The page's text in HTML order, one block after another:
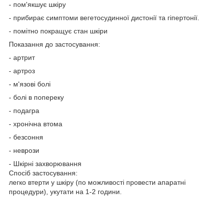
- пом'якшує шкіру
- прибирає симптоми вегетосудинної дистонії та гіпертонії.
- помітно покращує стан шкіри
Показання до застосування:
- артрит
- артроз
- м'язові болі
- болі в попереку
- подагра
- хронічна втома
- безсоння
- неврози
- Шкірні захворювання
Спосіб застосування:
легко втерти у шкіру (по можливості провести апаратні
процедури), укутати на 1-2 години.